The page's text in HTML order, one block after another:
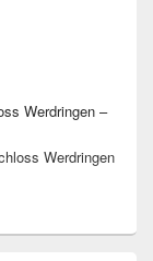
Werdringen –
Werdringen